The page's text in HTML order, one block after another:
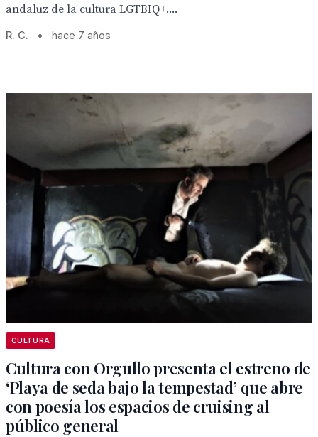
andaluz de la cultura LGTBIQ+....
R. C. • hace 7 años
CULTURA
Cultura con Orgullo presenta el estreno de
‘Playa de seda bajo la tempestad’ que abre
con poesía los espacios de cruising al
público general